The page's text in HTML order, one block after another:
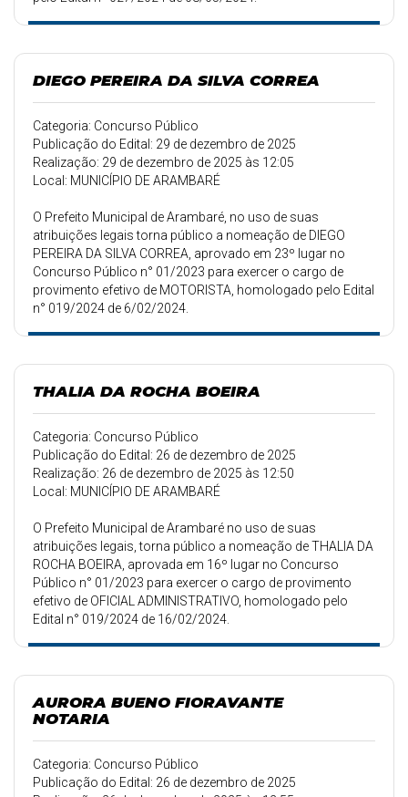
DIEGO PEREIRA DA SILVA CORREA
Categoria: Concurso Público
Publicação do Edital: 29 de dezembro de 2025
Realização: 29 de dezembro de 2025 às 12:05
Local: MUNICÍPIO DE ARAMBARÉ
O Prefeito Municipal de Arambaré, no uso de suas
atribuições legais torna público a nomeação de DIEGO
PEREIRA DA SILVA CORREA, aprovado em 23º lugar no
Concurso Público n° 01/2023 para exercer o cargo de
provimento efetivo de MOTORISTA, homologado pelo Edital
n° 019/2024 de 6/02/2024.
THALIA DA ROCHA BOEIRA
Categoria: Concurso Público
Publicação do Edital: 26 de dezembro de 2025
Realização: 26 de dezembro de 2025 às 12:50
Local: MUNICÍPIO DE ARAMBARÉ
O Prefeito Municipal de Arambaré no uso de suas
atribuições legais, torna público a nomeação de THALIA DA
ROCHA BOEIRA, aprovada em 16º lugar no Concurso
Público n° 01/2023 para exercer o cargo de provimento
efetivo de OFICIAL ADMINISTRATIVO, homologado pelo
Edital n° 019/2024 de 16/02/2024.
AURORA BUENO FIORAVANTE
NOTARIA
Categoria: Concurso Público
Publicação do Edital: 26 de dezembro de 2025